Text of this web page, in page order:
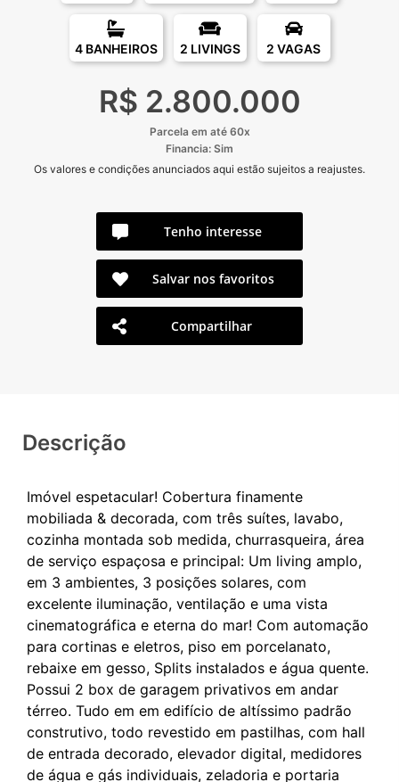
4 BANHEIROS 2 LIVINGS 2 VAGAS
R$ 2.800.000
Parcela em até 60x
Financia: Sim
Os valores e condições anunciados aqui estão sujeitos a reajustes.
Tenho interesse
Salvar nos favoritos
Compartilhar
Descrição
Imóvel espetacular! Cobertura finamente
mobiliada & decorada, com três suítes, lavabo,
cozinha montada sob medida, churrasqueira, área
de serviço espaçosa e principal: Um living amplo,
em 3 ambientes, 3 posições solares, com
excelente iluminação, ventilação e uma vista
cinematográfica e eterna do mar! Com automação
para cortinas e eletros, piso em porcelanato,
rebaixe em gesso, Splits instalados e água quente.
Possui 2 box de garagem privativos em andar
térreo. Tudo em em edifício de altíssimo padrão
construtivo, todo revestido em pastilhas, com hall
de entrada decorado, elevador digital, medidores
de água e gás individuais, zeladoria e portaria